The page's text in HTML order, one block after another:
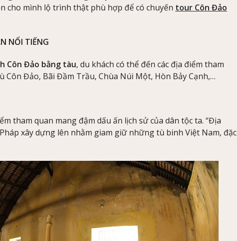
cho mình lộ trình thật phù hợp để có chuyến tour Côn Đảo
NỔI TIẾNG
Côn Đảo bằng tàu, du khách có thể đến các địa điểm tham
Côn Đảo, Bãi Đầm Trầu, Chùa Núi Một, Hòn Bảy Cạnh,…
tham quan mang đậm dấu ấn lịch sử của dân tộc ta. “Địa
xây dựng lên nhằm giam giữ những tù binh Việt Nam, đặc